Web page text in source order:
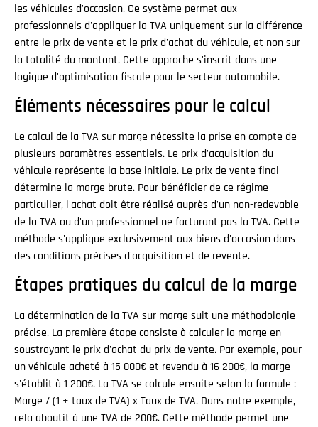
les véhicules d'occasion. Ce système permet aux
professionnels d'appliquer la TVA uniquement sur la différence
entre le prix de vente et le prix d'achat du véhicule, et non sur
la totalité du montant. Cette approche s'inscrit dans une
logique d'optimisation fiscale pour le secteur automobile.
Éléments nécessaires pour le calcul
Le calcul de la TVA sur marge nécessite la prise en compte de
plusieurs paramètres essentiels. Le prix d'acquisition du
véhicule représente la base initiale. Le prix de vente final
détermine la marge brute. Pour bénéficier de ce régime
particulier, l'achat doit être réalisé auprès d'un non-redevable
de la TVA ou d'un professionnel ne facturant pas la TVA. Cette
méthode s'applique exclusivement aux biens d'occasion dans
des conditions précises d'acquisition et de revente.
Étapes pratiques du calcul de la marge
La détermination de la TVA sur marge suit une méthodologie
précise. La première étape consiste à calculer la marge en
soustrayant le prix d'achat du prix de vente. Par exemple, pour
un véhicule acheté à 15 000€ et revendu à 16 200€, la marge
s'établit à 1 200€. La TVA se calcule ensuite selon la formule :
Marge / (1 + taux de TVA) x Taux de TVA. Dans notre exemple,
cela aboutit à une TVA de 200€. Cette méthode permet une